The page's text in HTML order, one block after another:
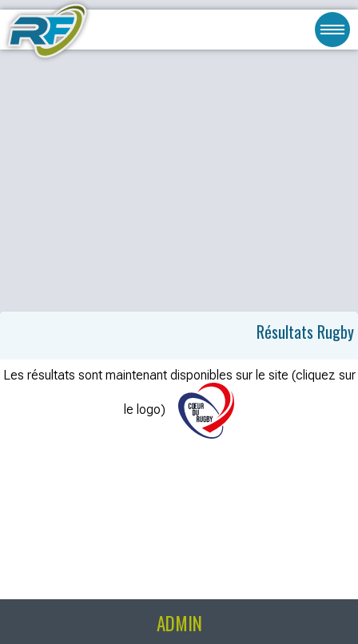
Résultats Rugby
Les résultats sont maintenant disponibles sur le site (cliquez sur
le logo)
ADMIN